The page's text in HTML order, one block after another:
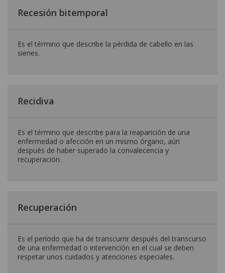
Recesión bitemporal
Es el término que describe la pérdida de cabello en las
sienes.
Recidiva
Es el término que describe para la reaparición de una
enfermedad o afección en un mismo órgano, aún
después de haber superado la convalecencia y
recuperación.
Recuperación
Es el período que ha de transcurrir después del transcurso
de una enfermedad o intervención en el cual se deben
respetar unos cuidados y atenciones especiales.